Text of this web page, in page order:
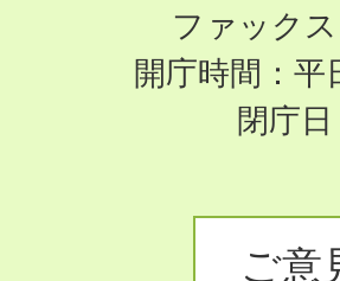
ファック
開庁時間：
閉庁
ご意